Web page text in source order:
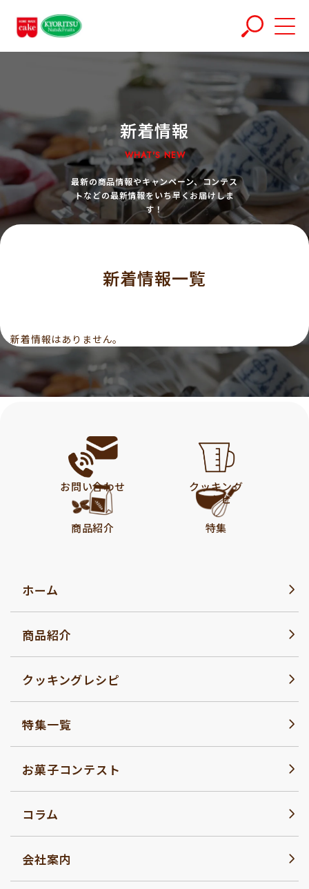
新着情報
WHAT'S NEW
最新の商品情報やキャンペーン、コンテス
トなどの最新情報をいち早くお届けしま
す！
新着情報一覧
新着情報はありません。
お問い合わせ
クッキング
レシピ
商品紹介
特集
ホーム
商品紹介
クッキングレシピ
特集一覧
お菓子コンテスト
コラム
会社案内